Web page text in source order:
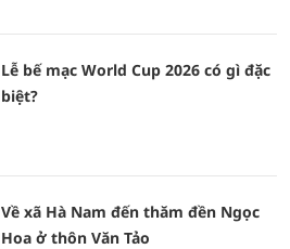
Lễ bế mạc World Cup 2026 có gì đặc
biệt?
Về xã Hà Nam đến thăm đền Ngọc
Hoa ở thôn Văn Tảo